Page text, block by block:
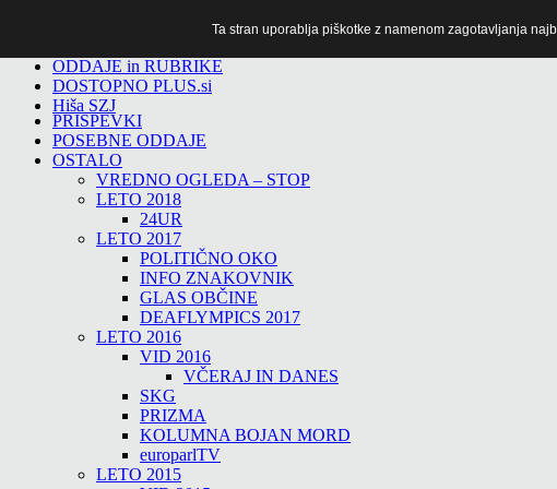
ODDAJE in RUBRIKE
DOSTOPNO PLUS.si
Hiša SZJ
PRISPEVKI
POSEBNE ODDAJE
OSTALO
VREDNO OGLEDA – STOP
LETO 2018
24UR
LETO 2017
POLITIČNO OKO
INFO ZNAKOVNIK
GLAS OBČINE
DEAFLYMPICS 2017
LETO 2016
VID 2016
VČERAJ IN DANES
SKG
PRIZMA
KOLUMNA BOJAN MORD
europarlTV
LETO 2015
Ta stran uporablja piškotke z namenom zagotavljanja